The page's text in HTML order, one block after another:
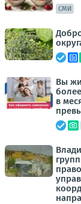
СМИ
Вы
в